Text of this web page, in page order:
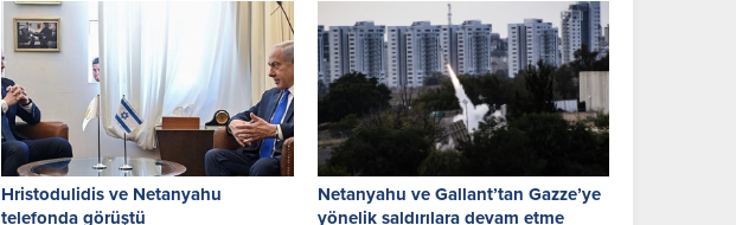
Şeridi’nden Hamas’ın düzenlediği
saldırılardaki güvenlik zafiyeti...
Netanyahu’nun düşündüğünden “kat
kat daha fazla” olduğunu...
Hristodulidis ve Netanyahu
telefonda görüştü
Netanyahu ve Gallant’tan Gazze’ye
yönelik saldırılara devam etme